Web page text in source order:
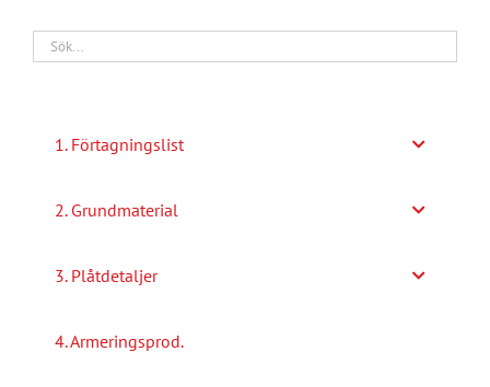
1. Förtagningslist
2. Grundmaterial
3. Plåtdetaljer
4. Armeringsprod.